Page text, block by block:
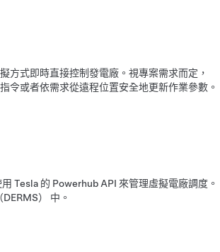
方式即時直接控制發電廠。視專案需求而定，
令或者依需求從遠程位置安全地更新作業參數。
Tesla 的 Powerhub API 來管理虛擬電廠調度。
） 中。